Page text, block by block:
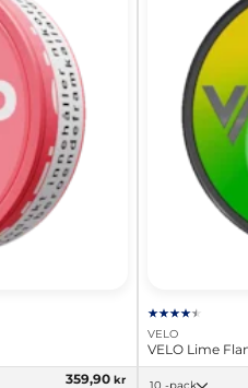
359,90 kr
VELO
VELO Lime
10 -pack